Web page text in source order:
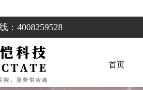
：4008259528
首页